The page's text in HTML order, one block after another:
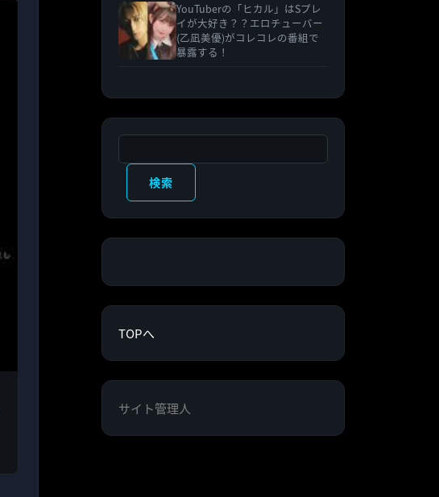
YouTuberの「ヒカル」はSプレ
イが大好き？？エロチューバー
(乙凪美優)がコレコレの番組で
暴露する！
検索
TOPへ
サイト管理人